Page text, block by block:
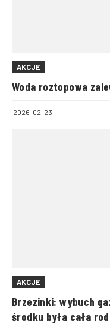
AKCJE
Woda roztopowa
2026-02-23
AKCJE
Brzezinki: wybuch
środku była cała